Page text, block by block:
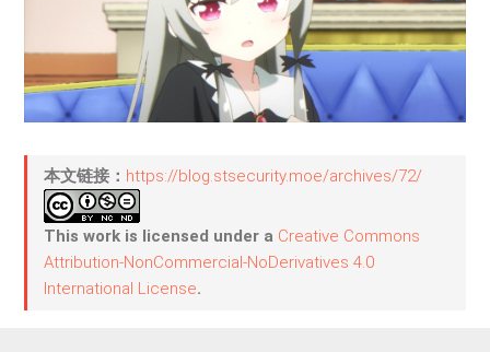
本文链接： https://blog.stsecurity.moe/archives/72/
This work is licensed under a Creative Commons
Attribution-NonCommercial-NoDerivatives 4.0
International License.